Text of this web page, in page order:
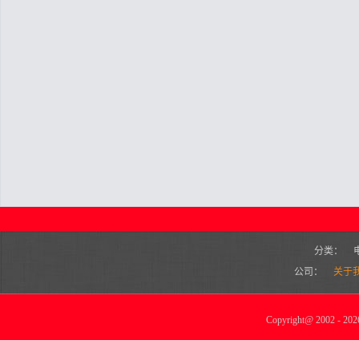
分类：
公司：
关于
Copyright@2002 -